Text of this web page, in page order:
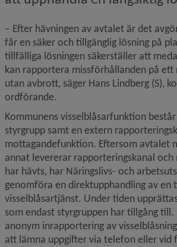
– Efter hävningen av avtalet är det
får en säker och tillgänglig lösning på
tillfälliga lösningen säkerställer att
kan rapportera missförhållanden på ett
utan avbrott, säger Hans Lindberg (S),
ordförande.
Kommunens visselblåsarfunktion
styrgrupp samt en extern
mottagande­funktion. Eftersom avtalet
annat levererar rapporteringskanal
har hävts, har Näringslivs- och
genomföra en direktupphandling av en
visselblåsartjänst. Under tiden
som endast styrgruppen har tillgång
anonym inrapportering av
att lämna uppgifter via telefon eller vid